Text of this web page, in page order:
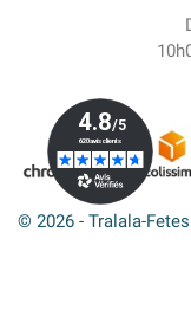
© 2026 - Tralala-